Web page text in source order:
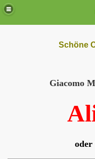
Schöne
Giacomo